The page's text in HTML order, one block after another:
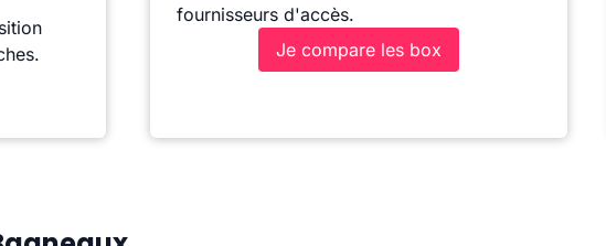
fournisseurs d'accès.
Je compare les box